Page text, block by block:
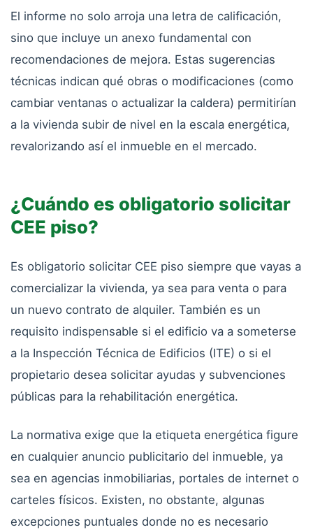
El informe no solo arroja una letra de calificación,
sino que incluye un anexo fundamental con
recomendaciones de mejora. Estas sugerencias
técnicas indican qué obras o modificaciones (como
cambiar ventanas o actualizar la caldera) permitirían
a la vivienda subir de nivel en la escala energética,
revalorizando así el inmueble en el mercado.
¿Cuándo es obligatorio solicitar
CEE piso?
Es obligatorio solicitar CEE piso siempre que vayas a
comercializar la vivienda, ya sea para venta o para
un nuevo contrato de alquiler. También es un
requisito indispensable si el edificio va a someterse
a la Inspección Técnica de Edificios (ITE) o si el
propietario desea solicitar ayudas y subvenciones
públicas para la rehabilitación energética.
La normativa exige que la etiqueta energética figure
en cualquier anuncio publicitario del inmueble, ya
sea en agencias inmobiliarias, portales de internet o
carteles físicos. Existen, no obstante, algunas
excepciones puntuales donde no es necesario